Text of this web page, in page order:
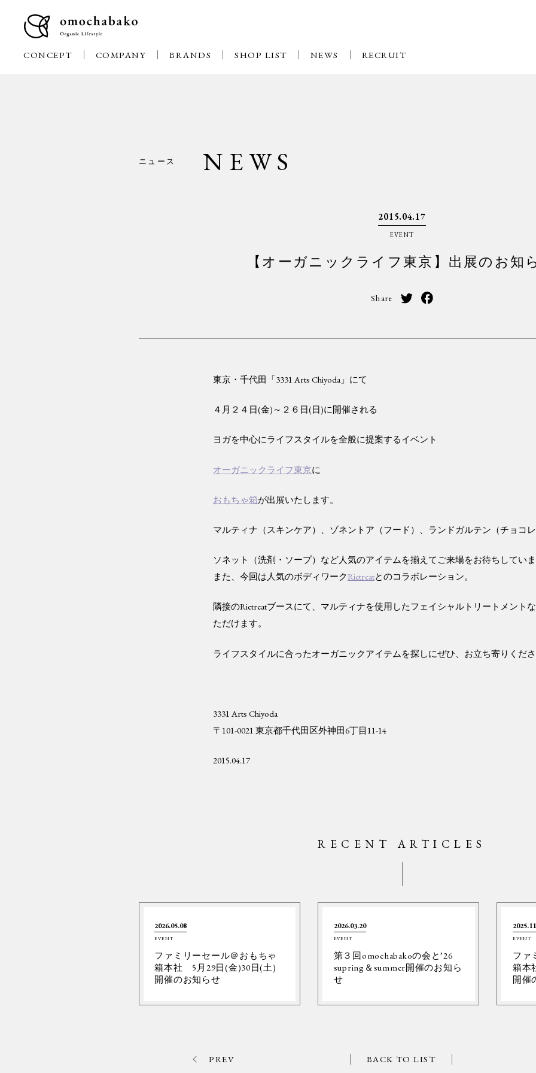
CONCEPT COMPANY BRANDS SHOP LIST NEWS RECRUIT
ニュース NEWS
2015.04.17
EVENT
【オーガニックライフ東京】出展のお知
Share
東京・千代田「3331 Arts Chiyoda」にて
４月２４日(金)～２６日(日)に開催される
ヨガを中心にライフスタイルを全般に提案するイベント
オーガニックライフ東京に
おもちゃ箱が出展いたします。
マルティナ（スキンケア）、ゾネントア（フード）、ランドガルテン（チョコレ
ソネット（洗剤・ソープ）など人気のアイテムを揃えてご来場をお待ちしていま
また、今回は人気のボディワークRietreatとのコラボレーション。
隣接のRietreatブースにて、マルティナを使用したフェイシャルトリートメント
ただけます。
ライフスタイルに合ったオーガニックアイテムを探しにぜひ、お立ち寄りくださ
3331 Arts Chiyoda
〒101-0021 東京都千代田区外神田6丁目11-14
2015.04.17
RECENT ARTICLES
2026.05.08
EVENT
ファミリーセール＠おもちゃ
箱本社 5月29日(金)30日(土)
開催のお知らせ
2026.03.20
EVENT
第３回omochabakoの会と’26
supring＆summer開催のお知ら
せ
EVENT
ファ
箱本
開催
PREV BACK TO LIST